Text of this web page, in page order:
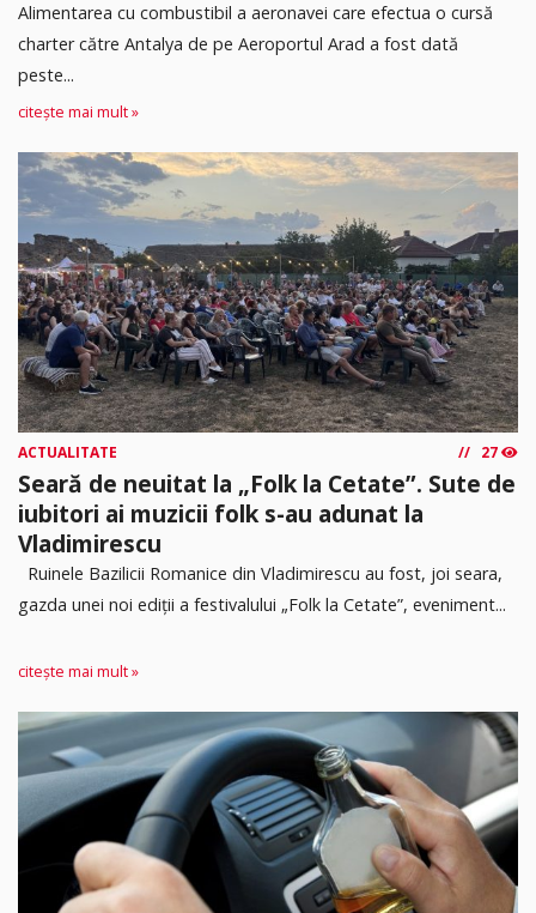
Alimentarea cu combustibil a aeronavei care efectua o cursă
charter către Antalya de pe Aeroportul Arad a fost dată
peste...
citește mai mult »
ACTUALITATE 27
Seară de neuitat la „Folk la Cetate”. Sute de
iubitori ai muzicii folk s-au adunat la
Vladimirescu
Ruinele Bazilicii Romanice din Vladimirescu au fost, joi seara,
gazda unei noi ediții a festivalului „Folk la Cetate”, eveniment...
citește mai mult »